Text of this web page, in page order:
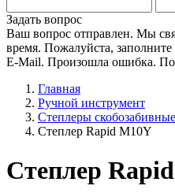
Задать вопрос
Ваш вопрос отправлен. Мы
время. Пожалуйста, заполните
E-Mail. Произошла ошибка.
Главная
Ручной инструмент
Степлеры скобозабивные
Степлер Rapid M10Y
Степлер